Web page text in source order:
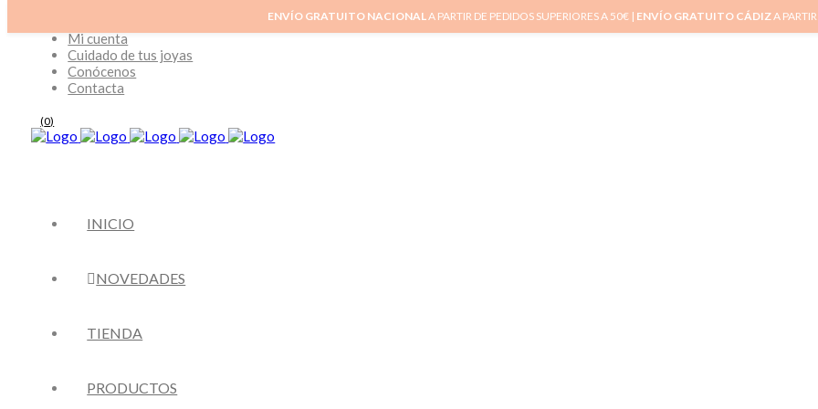
Mi cuenta
Cuidado de tus joyas
Conócenos
Contacta
(0)
INICIO
NOVEDADES
TIENDA
PRODUCTOS
ENVÍO GRATUITO NACIONALA PARTIR DE PEDIDOS SUPERIORES A 50€ | ENVÍO GRATUITO CÁDIZA